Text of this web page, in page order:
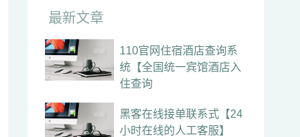
最新文章
110官网住宿酒店查询系
统【全国统一宾馆酒店入
住查询
黑客在线接单联系式【24
小时在线的人工客服】